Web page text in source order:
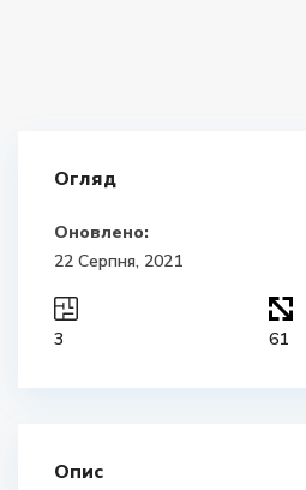
Огляд
Оновлено:
22 Серпня, 2021
3 61
Опис